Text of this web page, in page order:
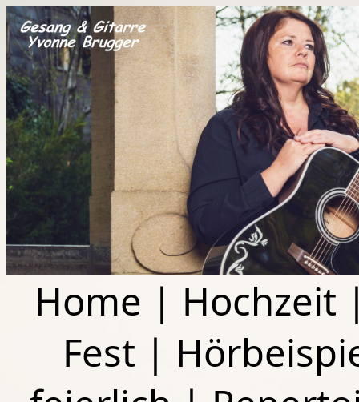
Home | Hochzeit
Fest |